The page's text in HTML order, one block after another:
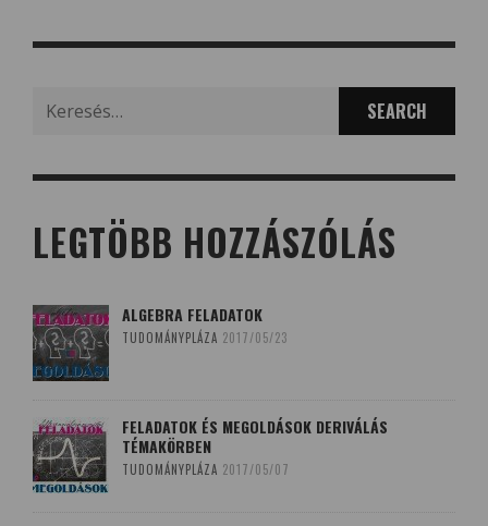
LEGTÖBB HOZZÁSZÓLÁS
ALGEBRA FELADATOK
TUDOMÁNYPLÁZA 2017/05/23
FELADATOK ÉS MEGOLDÁSOK DERIVÁLÁS
TÉMAKÖRBEN
TUDOMÁNYPLÁZA 2017/05/07